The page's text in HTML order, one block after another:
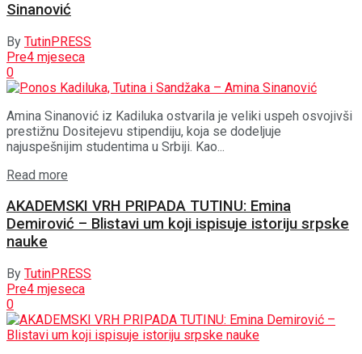
Sinanović
By TutinPRESS
Pre4 mjeseca
0
Amina Sinanović iz Kadiluka ostvarila je veliki uspeh osvojivši
prestižnu Dositejevu stipendiju, koja se dodeljuje
najuspešnijim studentima u Srbiji. Kao...
Read more
AKADEMSKI VRH PRIPADA TUTINU: Emina
Demirović – Blistavi um koji ispisuje istoriju srpske
nauke
By TutinPRESS
Pre4 mjeseca
0